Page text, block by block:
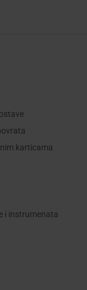
karticama
i instrumenata